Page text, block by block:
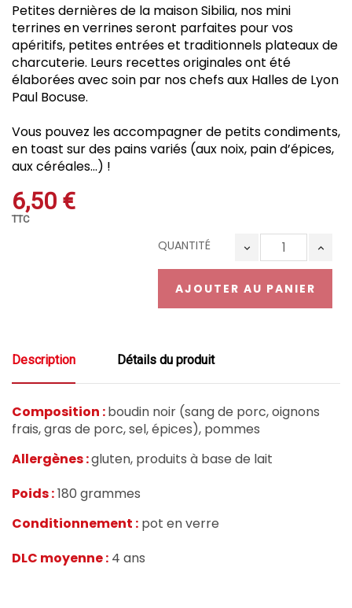
Petites dernières de la maison Sibilia, nos mini
terrines en verrines seront parfaites pour vos
apéritifs, petites entrées et traditionnels plateaux de
charcuterie. Leurs recettes originales ont été
élaborées avec soin par nos chefs aux Halles de Lyon
Paul Bocuse.
Vous pouvez les accompagner de petits condiments,
en toast sur des pains variés (aux noix, pain d’épices,
aux céréales…) !
6,50 €
TTC
QUANTITÉ
AJOUTER AU PANIER
Description Détails du produit
Composition :boudin noir (sang de porc, oignons
frais, gras de porc, sel, épices), pommes
Allergènes :gluten, produits à base de lait
Poids :180 grammes
Conditionnement : pot en verre
DLC moyenne : 4 ans